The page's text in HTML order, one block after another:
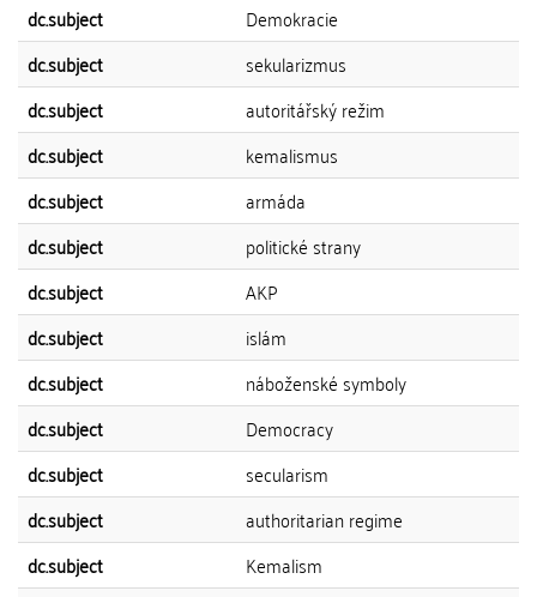
dc.subject
Demokracie
dc.subject
sekularizmus
dc.subject
autoritářský režim
dc.subject
kemalismus
dc.subject
armáda
dc.subject
politické strany
dc.subject
AKP
dc.subject
islám
dc.subject
náboženské symboly
dc.subject
Democracy
dc.subject
secularism
dc.subject
authoritarian regime
dc.subject
Kemalism